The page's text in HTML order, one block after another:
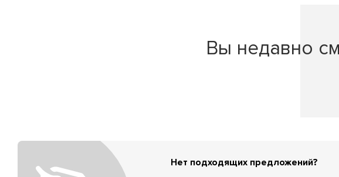
Вы недавно
Нет подходящих предложений?